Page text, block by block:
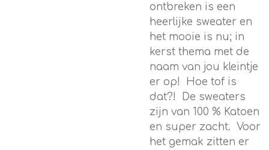
ontbreken is een
heerlijke sweater en
het mooie is nu; in
kerst thema met de
naam van jou kleintje
er op! Hoe tof is
dat?! De sweaters
zijn van 100 % Katoen
en super zacht. Voor
het gemak zitten er